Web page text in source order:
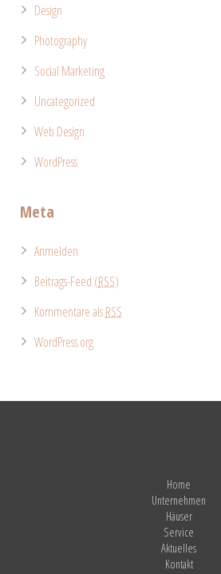
Design
Photography
Social Marketing
Uncategorized
Web Design
WordPress
Meta
Anmelden
Beitrags-Feed (RSS)
Kommentare alsRSS
WordPress.org
Home
Unternehmen
Häuser
Service
Aktuelles
Kontakt